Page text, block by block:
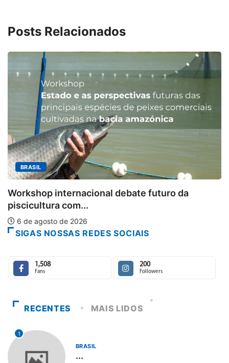
Posts Relacionados
futuro da
MINAS GERAIS
Aberto o credenciamento de
SIGAS NOSSAS REDES SOCIAIS
1,508
Fans
200
Followers
RECENTES MAIS LIDOS
1
BRASIL
...